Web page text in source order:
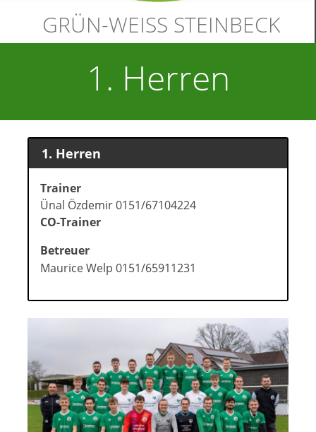
GRÜN-WEISS STEINBECK
1. Herren
1. Herren
Trainer
Ünal Özdemir 0151/67104224
CO-Trainer
Betreuer
Maurice Welp 0151/65911231